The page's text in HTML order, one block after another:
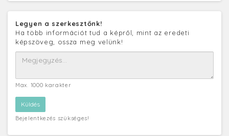
Legyen a szerkesztőnk!
Ha több információt tud a képről, mint az eredeti
képszöveg, ossza meg velünk!
Max. 1000 karakter
Bejelentkezés szükséges!